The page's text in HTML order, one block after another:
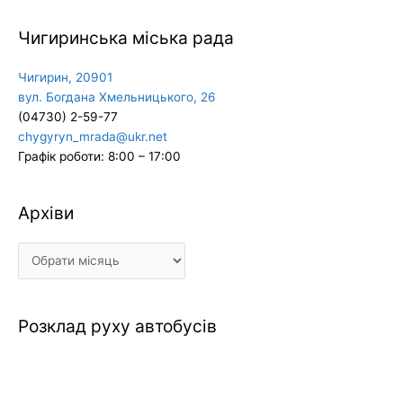
Чигиринська міська рада
Чигирин, 20901
вул. Богдана Хмельницького, 26
(04730) 2-59-77
chygyryn_mrada@ukr.net
Графік роботи: 8:00 – 17:00
Архіви
Архіви
Розклад руху автобусів